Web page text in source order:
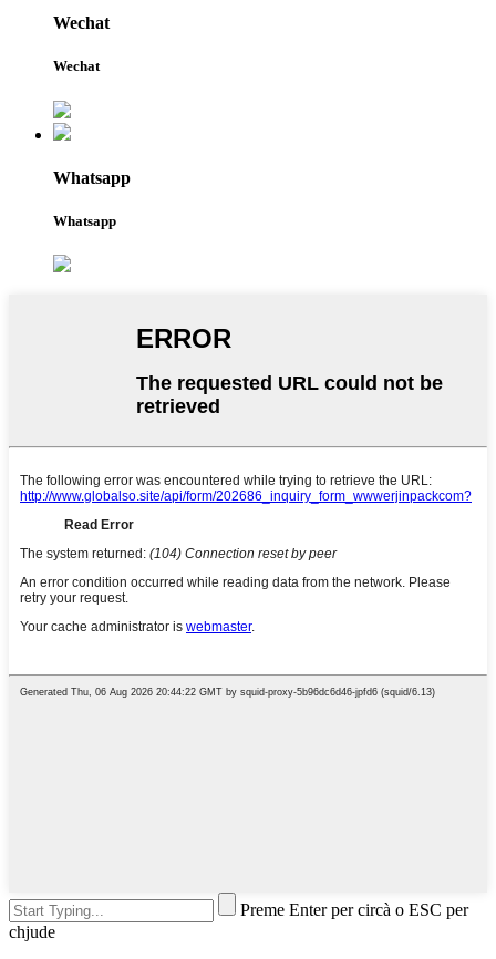
Wechat
Wechat
Whatsapp
Whatsapp
Preme Enter per circà o ESC per
chjude